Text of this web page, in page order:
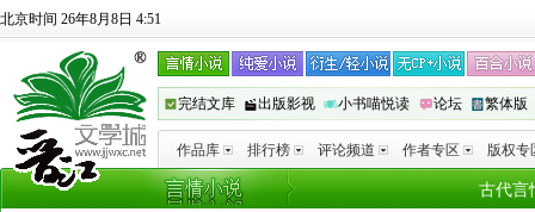
北京时间 26年8月8日 4:51
完结文库 出版影视 小书喵悦读 论坛 繁体版
作品库 排行榜 评论频道 作者专区 版权专
古代言